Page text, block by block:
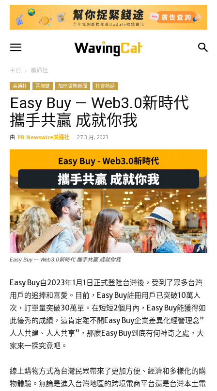
主頁 美通社
美通社 區塊鏈 加密貨幣新聞 社會熱話
Easy Buy — Web3.0新時代
攜手共贏 成就你我
由 PR Newswire美通社 - 27 3 月, 2023
Easy Buy -- Web3.0新時代 攜手共贏 成就你我
Easy Buy自2023年1月1日正式登陸台灣後，受到了眾多台灣
用戶的追捧和喜愛。目前，Easy Buy註冊用戶已突破10萬人
次，訂單量突破30萬單。在短短2個月內，Easy Buy能獲得如
此優秀的成績，這肯定離不開Easy Buy企業差異化經營理念”
人人共建、人人共享”，那麼Easy Buy到底有何神奇之處，大
家來一探究竟吧。
線上購物方式為台灣民眾帶來了更加方便、經濟和多樣化的購
物體驗。無論是進入台灣地區的跨境電商平台還是台灣本土電